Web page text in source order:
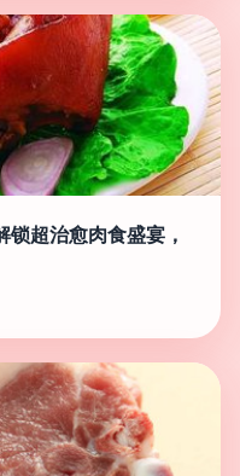
超治愈肉食盛宴，